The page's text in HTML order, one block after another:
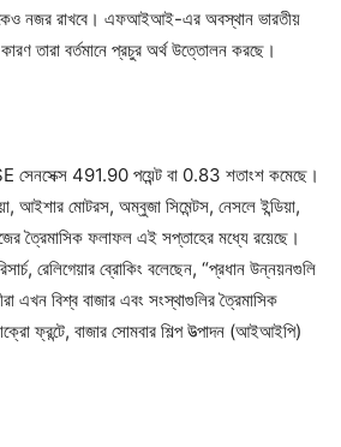
নজর রাখবে। এফআইআই-এর অবস্থান ভারতীয়
তারা বর্তমানে প্রচুর অর্থ উত্তোলন করছে।
সেনসেক্স 491.90 পয়েন্ট বা 0.83 শতাংশ কমেছে।
আইশার মোটরস, অম্বুজা সিমেন্টস, নেসলে ইন্ডিয়া,
ত্রৈমাসিক ফলাফল এই সপ্তাহের মধ্যে রয়েছে।
রেলিগেয়ার ব্রোকিং বলেছেন, “প্রধান উন্নয়নগুলি
এখন বিশ্ব বাজার এবং সংস্থাগুলির ত্রৈমাসিক
ফ্রন্টে, বাজার সোমবার শিল্প উত্পাদন (আইআইপি)